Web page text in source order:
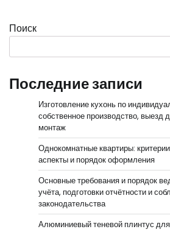
Поиск
Последние записи
Изготовление кухонь по
собственное производство, выезд
монтаж
Однокомнатные квартиры:
аспекты и порядок оформления
Основные требования и порядок
учёта, подготовки отчётности и
законодательства
Алюминиевый теневой плинтус